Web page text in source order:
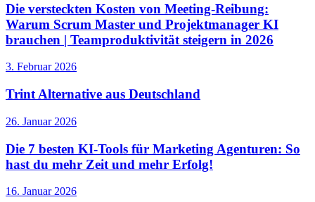
Die versteckten Kosten von Meeting-Reibung:
Warum Scrum Master und Projektmanager KI
brauchen | Teamproduktivität steigern in 2026
3. Februar 2026
Trint Alternative aus Deutschland
26. Januar 2026
Die 7 besten KI-Tools für Marketing Agenturen: So
hast du mehr Zeit und mehr Erfolg!
16. Januar 2026